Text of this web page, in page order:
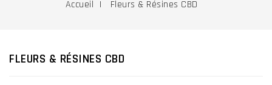
Accueil Fleurs & Résines CBD
FLEURS & RÉSINES CBD